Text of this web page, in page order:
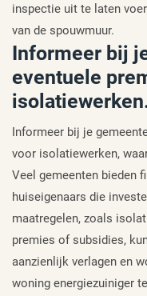
inspectie uit te laten
van de spouwmuur.
Informeer bij
eventuele
Informeer bij je
voor isolatiewerken,
Veel gemeenten bieden
huiseigenaars die
maatregelen, zoals
premies of subsidies,
aanzienlijk verlagen en
woning energiezuiniger